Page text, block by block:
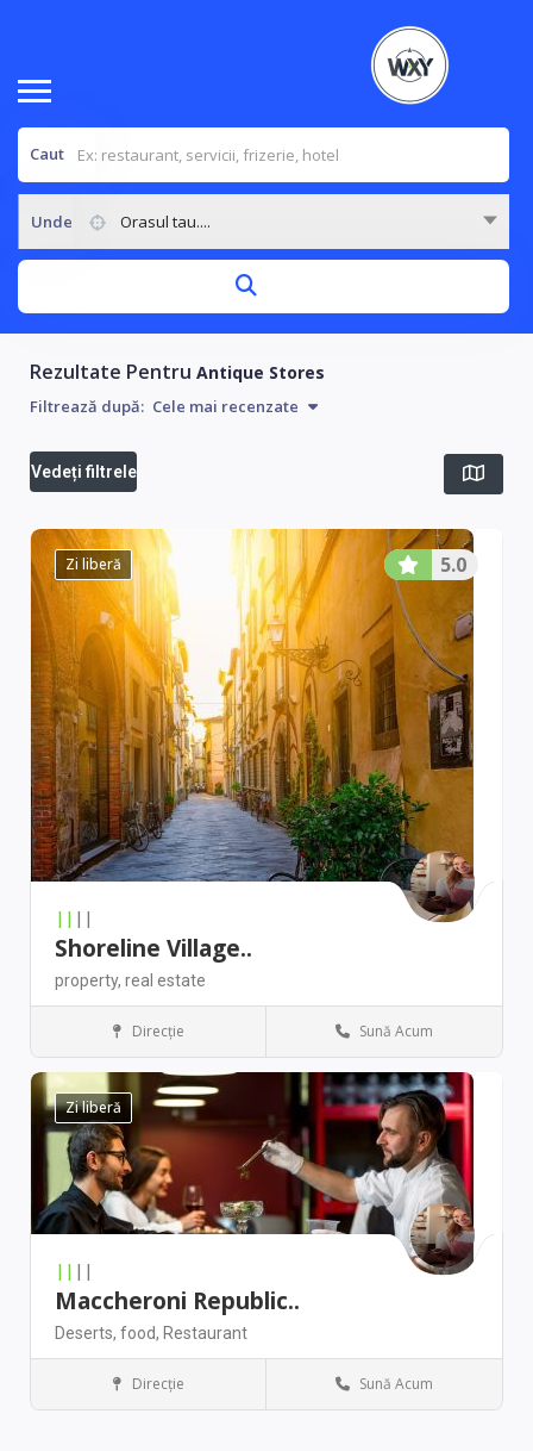
Caut
Unde Orasul tau....
Rezultate Pentru Antique Stores
Filtrează după: Cele mai recenzate
Vedeți filtrele
Zi liberă 5.0
|| ||
Shoreline Village..
property, real estate
Antique stores Boston
Direcţie Sună Acum
Zi liberă
|| ||
Maccheroni Republic..
Deserts, food, Restaurant
Antique stores Denver
Direcţie Sună Acum